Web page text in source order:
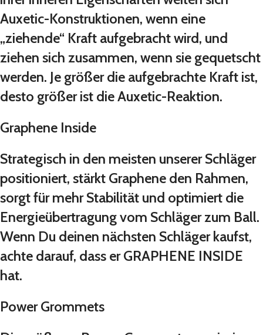
Auxetic-Konstruktionen, wenn eine
„ziehende“ Kraft aufgebracht wird, und
ziehen sich zusammen, wenn sie gequetscht
werden. Je größer die aufgebrachte Kraft ist,
desto größer ist die Auxetic-Reaktion.
Graphene Inside
Strategisch in den meisten unserer Schläger
positioniert, stärkt Graphene den Rahmen,
sorgt für mehr Stabilität und optimiert die
Energieübertragung vom Schläger zum Ball.
Wenn Du deinen nächsten Schläger kaufst,
achte darauf, dass er GRAPHENE INSIDE
hat.
Power Grommets